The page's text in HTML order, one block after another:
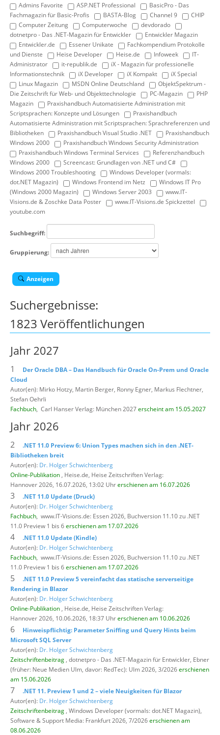
Admins Favorite
ASP.NET Professional
BasicPro - Das
Fachmagazin für Basic-Profis
BASTA-Blog Channel 9
CHIP
Computer Zeitung
Computerwoche
devdorado
dotnetpro - Das .NET-Magazin für Entwickler
Entwickler Magazin
Entwickler.de
Essener Unikate
Fachkompendium Protokolle
und Dienste
Heise Developer Heise.de Infoweek
IT-
Administrator
it-republik.de
iX - Magazin für professionelle
Informationstechnik
iX Developer iX Kompakt
iX Special
Linux Magazin
MSDN Online Deutschland
ObjektSpektrum -
Die Zeitschrift für Web- und Objekttechnologie
PC-Magazin
PHP
Magazin
Praxishandbuch Automatisierte Administration mit
Scriptsprachen: Konzepte und Lösungen
Praxishandbuch
Automatisierte Administration mit Scriptsprachen: Sprachreferenzen und
Bibliotheken
Praxishandbuch Visual Studio .NET
Praxishandbuch
Windows 2000
Praxishandbuch Windows Security Administration
Praxishandbuch Windows Terminal Services
Referenzhandbuch
Windows 2000
Screencast: Grundlagen von .NET und C#
Windows 2000 Troubleshooting
Windows Developer (vormals:
dot.NET Magazin)
Windows Frontend im Netz
Windows IT Pro
(Windows 2000 Magazin)
Windows Server 2003
www.IT-
Visions.de & Zoschke Data Poster
www.IT-Visions.de Spickzettel
youtube.com
Suchbegriff:
Gruppierung:
Anzeigen
Suchergebnisse:
1823 Veröffentlichungen
Jahr 2027
1
Der Oracle DBA – Das Handbuch für Oracle On-Prem und Oracle
Cloud
Autor(en): Mirko Hotzy, Martin Berger, Ronny Egner, Markus Flechtner,
Stefan Oehrli
Fachbuch, Carl Hanser Verlag: München 2027erscheint am 15.05.2027
Jahr 2026
2
.NET 11.0 Preview 6: Union Types machen sich in den .NET-
Bibliotheken breit
Autor(en): Dr. Holger Schwichtenberg
Online-Publikation , Heise.de, Heise Zeitschriften Verlag:
Hannover 2026, 16.07.2026, 13:02 Uhrerschienen am 16.07.2026
3
.NET 11.0 Update (Druck)
Autor(en): Dr. Holger Schwichtenberg
Fachbuch, www.IT-Visions.de: Essen 2026, Buchversion 11.10 zu .NET
11.0 Preview 1 bis 6erschienen am 17.07.2026
4
.NET 11.0 Update (Kindle)
Autor(en): Dr. Holger Schwichtenberg
Fachbuch, www.IT-Visions.de: Essen 2026, Buchversion 11.10 zu .NET
11.0 Preview 1 bis 6erschienen am 17.07.2026
5
.NET 11.0 Preview 5 vereinfacht das statische serverseitige
Rendering in Blazor
Autor(en): Dr. Holger Schwichtenberg
Online-Publikation , Heise.de, Heise Zeitschriften Verlag:
Hannover 2026, 10.06.2026, 18:37 Uhrerschienen am 10.06.2026
6
Hinweispflichtig: Parameter Sniffing und Query Hints beim
Microsoft SQL Server
Autor(en): Dr. Holger Schwichtenberg
Zeitschriftenbeitrag , dotnetpro - Das .NET-Magazin für Entwickler, Ebner
(früher: Neue Medien Ulm, davor: RedTec): Ulm 2026, 3/2026erschienen
am 15.06.2026
7
.NET 11. Preview 1 und 2 – viele Neuigkeiten für Blazor
Autor(en): Dr. Holger Schwichtenberg
Zeitschriftenbeitrag , Windows Developer (vormals: dot.NET Magazin),
Software & Support Media: Frankfurt 2026, 7/2026erschienen am
08.06.2026